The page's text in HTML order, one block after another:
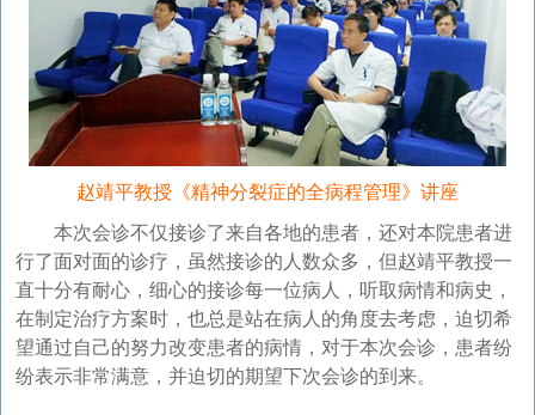
赵靖平教授《精神分裂症的全病程管理》讲座
本次会诊不仅接诊了来自各地的患者，还对本院患者进
行了面对面的诊疗，虽然接诊的人数众多，但赵靖平教授一
直十分有耐心，细心的接诊每一位病人，听取病情和病史，
在制定治疗方案时，也总是站在病人的角度去考虑，迫切希
望通过自己的努力改变患者的病情，对于本次会诊，患者纷
纷表示非常满意，并迫切的期望下次会诊的到来。